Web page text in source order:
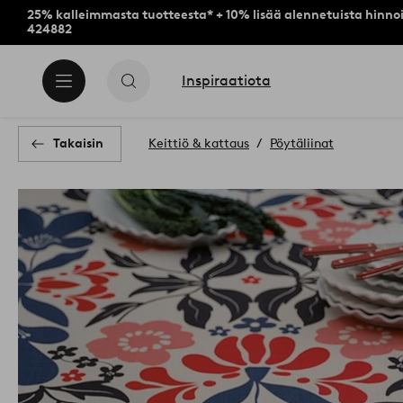
25% kalleimmasta tuotteesta* + 10% lisää alennetuista
424882
Inspiraatiota
Takaisin Keittiö & kattaus Pöytäliinat